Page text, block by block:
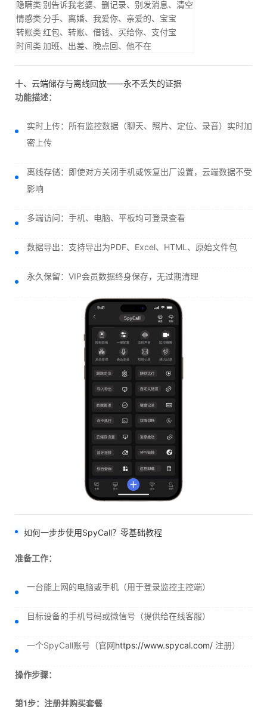
隐瞒类 别告诉我老婆、删记录、别发消息、清空
情感类 分手、离婚、我爱你、亲爱的、宝宝
转账类 红包、转账、借钱、买给你、支付宝
时间类 加班、出差、晚点回、他不在
十、云端储存与离线回放——永不丢失的证据
功能描述：
实时上传：所有监控数据（聊天、照片、定位、录音）实时加
密上传
离线存储：即使对方关闭手机或恢复出厂设置，云端数据不受
影响
多端访问：手机、电脑、平板均可登录查看
数据导出：支持导出为PDF、Excel、HTML、原始文件包
永久保留：VIP会员数据终身保存，无过期清理
如何一步步使用SpyCall？零基础教程
准备工作：
一台能上网的电脑或手机（用于登录监控主控端）
目标设备的手机号码或微信号（提供给在线客服）
一个SpyCall账号（官网https://www.spycal.com/ 注册）
操作步骤：
第1步：注册并购买套餐